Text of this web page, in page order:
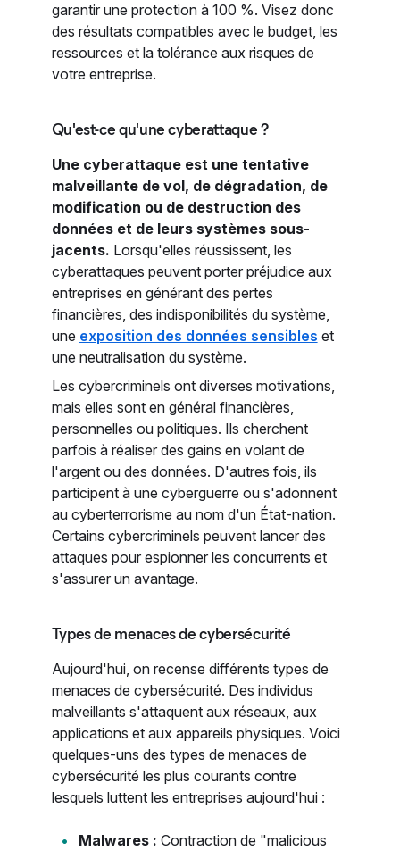
garantir une protection à 100 %. Visez donc
des résultats compatibles avec le budget, les
ressources et la tolérance aux risques de
votre entreprise.
Qu'est-ce qu'une cyberattaque ?
Une cyberattaque est une tentative
malveillante de vol, de dégradation, de
modification ou de destruction des
données et de leurs systèmes sous-
jacents. Lorsqu'elles réussissent, les
cyberattaques peuvent porter préjudice aux
entreprises en générant des pertes
financières, des indisponibilités du système,
une exposition des données sensibles et
une neutralisation du système.
Les cybercriminels ont diverses motivations,
mais elles sont en général financières,
personnelles ou politiques. Ils cherchent
parfois à réaliser des gains en volant de
l'argent ou des données. D'autres fois, ils
participent à une cyberguerre ou s'adonnent
au cyberterrorisme au nom d'un État-nation.
Certains cybercriminels peuvent lancer des
attaques pour espionner les concurrents et
s'assurer un avantage.
Types de menaces de cybersécurité
Aujourd'hui, on recense différents types de
menaces de cybersécurité. Des individus
malveillants s'attaquent aux réseaux, aux
applications et aux appareils physiques. Voici
quelques-uns des types de menaces de
cybersécurité les plus courants contre
lesquels luttent les entreprises aujourd'hui :
Malwares : Contraction de "malicious